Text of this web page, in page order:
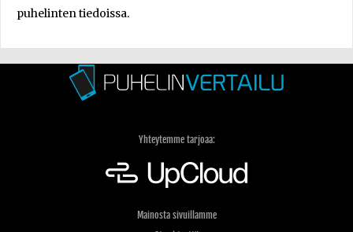
puhelinten tiedoissa.
Yhteytemme tarjoaa:
Mainosta sivuillamme